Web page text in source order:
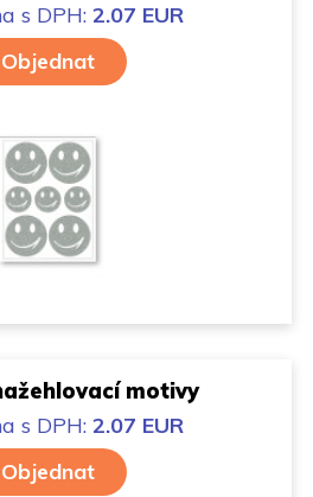
s DPH: 2.07 EUR
Objednat
motivy
s DPH: 2.07 EUR
Objednat